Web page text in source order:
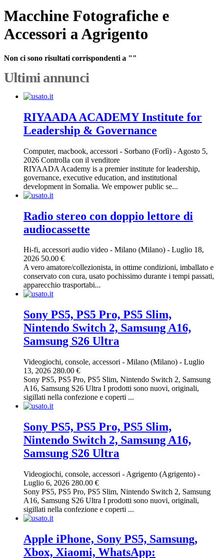
Macchine Fotografiche e
Accessori a Agrigento
Non ci sono risultati corrispondenti a ""
Ultimi annunci
RIYAADA ACADEMY Institute for
Leadership & Governance
Computer, macbook, accessori - Sorbano (Forlì) - Agosto 5,
2026 Controlla con il venditore
RIYAADA Academy is a premier institute for leadership,
governance, executive education, and institutional
development in Somalia. We empower public se...
Radio stereo con doppio lettore di
audiocassette
Hi-fi, accessori audio video - Milano (Milano) - Luglio 18,
2026 50.00 €
A vero amatore/collezionista, in ottime condizioni, imballato e
conservato con cura, usato pochissimo durante i tempi passati,
apparecchio trasportabi...
Sony PS5, PS5 Pro, PS5 Slim,
Nintendo Switch 2, Samsung A16,
Samsung S26 Ultra
Videogiochi, console, accessori - Milano (Milano) - Luglio
13, 2026 280.00 €
Sony PS5, PS5 Pro, PS5 Slim, Nintendo Switch 2, Samsung
A16, Samsung S26 Ultra I prodotti sono nuovi, originali,
sigillati nella confezione e coperti ...
Sony PS5, PS5 Pro, PS5 Slim,
Nintendo Switch 2, Samsung A16,
Samsung S26 Ultra
Videogiochi, console, accessori - Agrigento (Agrigento) -
Luglio 6, 2026 280.00 €
Sony PS5, PS5 Pro, PS5 Slim, Nintendo Switch 2, Samsung
A16, Samsung S26 Ultra I prodotti sono nuovi, originali,
sigillati nella confezione e coperti ...
Apple iPhone, Sony PS5, Samsung,
Xbox, Xiaomi, WhatsApp: